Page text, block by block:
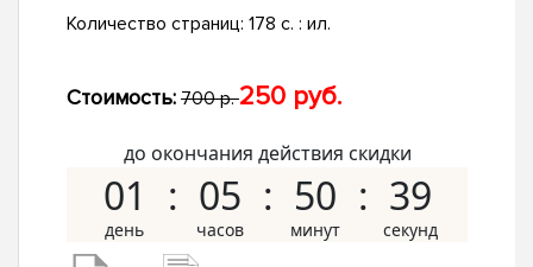
Количество страниц: 178 с. : ил.
Стоимость: 700 р.250 руб.
до окончания действия скидки
01 05 50 38